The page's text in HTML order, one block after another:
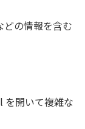
の情報を含む
を開いて複雑な